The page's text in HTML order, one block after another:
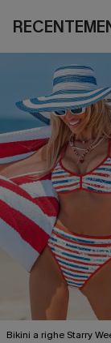
Bikini a righe Starry